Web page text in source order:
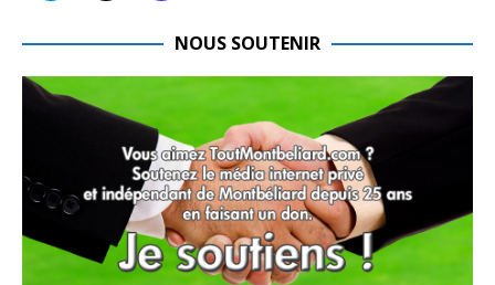
NOUS SOUTENIR